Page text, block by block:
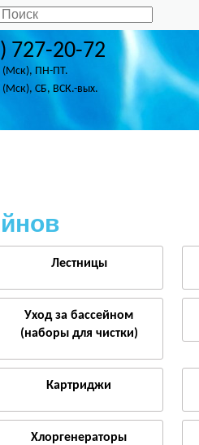
727-20-72
(Мск), ПН-ПТ.
(Мск), СБ, ВСК.-вых.
Лестницы
Уход за бассейном
(наборы для чистки)
Картриджи
Хлоргенераторы